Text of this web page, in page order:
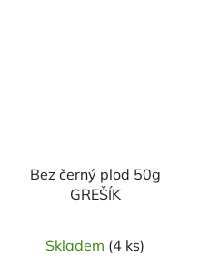
Bez černý plod 50g
GREŠÍK
Skladem (4 ks)